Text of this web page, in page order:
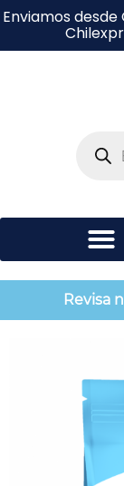
Enviamos
Revisa